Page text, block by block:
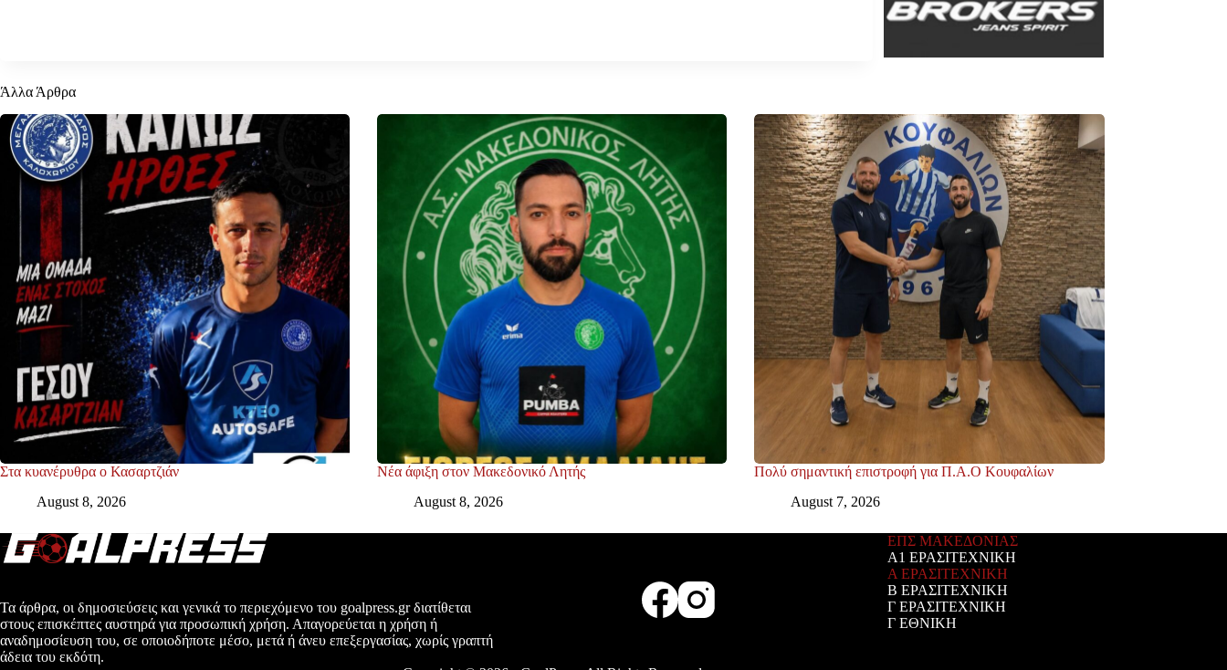
Άλλα Άρθρα
Στα κυανέρυθρα ο Κασαρτζιάν
August 8, 2026
Νέα άφιξη στον Μακεδονικό Λητής
August 8, 2026
Πολύ σημαντική επιστροφή για Π.Α.Ο Κουφαλίων
August 7, 2026
Τα άρθρα, οι δημοσιεύσεις και γενικά το περιεχόμενο του goalpress.gr διατίθεται
στους επισκέπτες αυστηρά για προσωπική χρήση. Απαγορεύεται η χρήση ή
αναδημοσίευση του, σε οποιοδήποτε μέσο, μετά ή άνευ επεξεργασίας, χωρίς γραπτή
άδεια του εκδότη.
ΕΠΣ ΜΑΚΕΔΟΝΙΑΣ
Α1 ΕΡΑΣΙΤΕΧΝΙΚΗ
Α ΕΡΑΣΙΤΕΧΝΙΚΗ
Β ΕΡΑΣΙΤΕΧΝΙΚΗ
Γ ΕΡΑΣΙΤΕΧΝΙΚΗ
Γ ΕΘΝΙΚΗ